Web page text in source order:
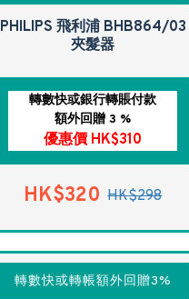
PHILIPS 飛利浦 BHB864/03
夾髮器
轉數快或銀行轉賬付款
額外回贈 3 %
優惠價 HK$310
HK$320 HK$298
轉數快或轉帳額外回贈3%